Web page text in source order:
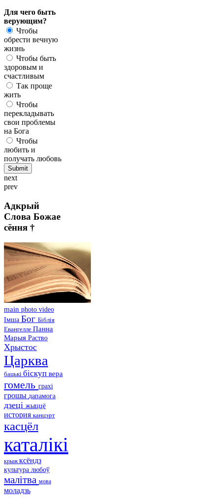
Для чего быть
верующим?
Чтобы
обрести вечную
жизнь
Чтобы быть
здоровым и
счастливым
Так проще
жить
Чтобы
перекладывать
свои проблемы
на Бога
Чтобы
любить и
получать любовь
next
prev
Адкрый
Слова Божае
сёння †
main photo video
Імша Бог Біблія
Евангелле Панна
Марыя Раство
Хрыстос
Царква
бацькі біскуп вера
гомель грахі
грошы дапамога
дзеці жыццё
история канцэрт
касцёл
каталікі
крыжксёндз
культура любоў
малітва мова
моладзь